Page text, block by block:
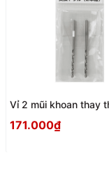
Vỉ 2 mũi khoan thay
171.000₫